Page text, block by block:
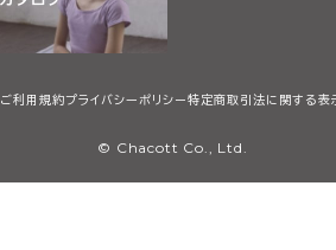
ご利用規約プライバシーポリシー特定商取引法に関する表
© Chacott Co., Ltd.